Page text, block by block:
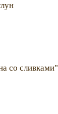
со сливками"